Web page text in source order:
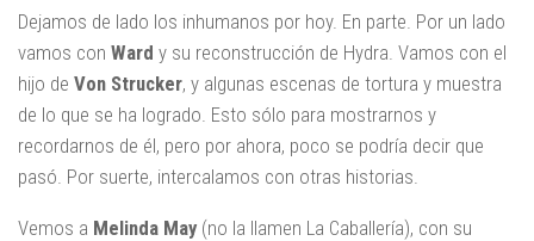
Dejamos de lado los inhumanos por hoy. En parte. Por un lado
vamos con Ward y su reconstrucción de Hydra. Vamos con el
hijo de Von Strucker, y algunas escenas de tortura y muestra
de lo que se ha logrado. Esto sólo para mostrarnos y
recordarnos de él, pero por ahora, poco se podría decir que
pasó. Por suerte, intercalamos con otras historias.
Vemos a Melinda May (no la llamen La Caballería), con su